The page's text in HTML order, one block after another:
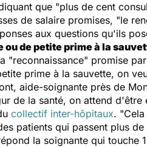
que "plus de cent
de salaire promises, "le
aux questions qu'ils
ou de petite prime à la
"reconnaissance" promise
prime à la sauvette, on
aide-soignante près de
de la santé, on attend d'être
collectif inter-hôpitaux. "
patients qui passent plus
la soignante qui touche